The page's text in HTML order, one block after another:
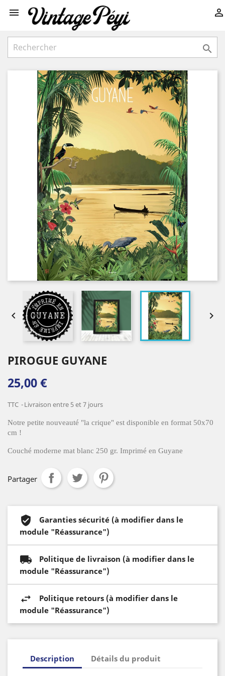
 

 
PIROGUE GUYANE
25,00 €
TTC Livraison entre 5 et 7 jours
Notre petite nouveauté "la crique" est disponible en format 50x70
cm !
Couché moderne mat blanc 250 gr. Imprimé en Guyane
Partager
Garanties sécurité (à modifier dans le
module "Réassurance")
Politique de livraison (à modifier dans le
module "Réassurance")
Politique retours (à modifier dans le
module "Réassurance")
Description Détails du produit